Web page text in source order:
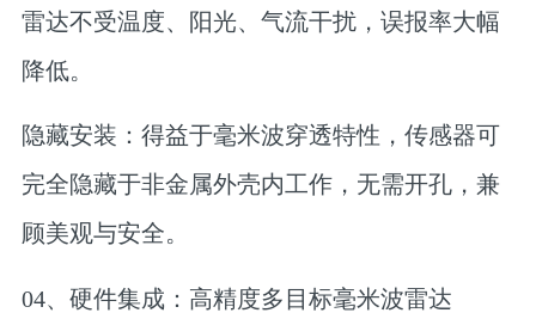
雷达不受温度、阳光、气流干扰，误报率大幅
降低。
隐藏安装：得益于毫米波穿透特性，传感器可
完全隐藏于非金属外壳内工作，无需开孔，兼
顾美观与安全。
04、硬件集成：高精度多目标毫米波雷达